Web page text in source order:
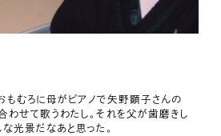
もむろに母がピアノで矢野顕子さんの
わせて歌うわたし。それを父が歯磨きし
光景だなあと思った。